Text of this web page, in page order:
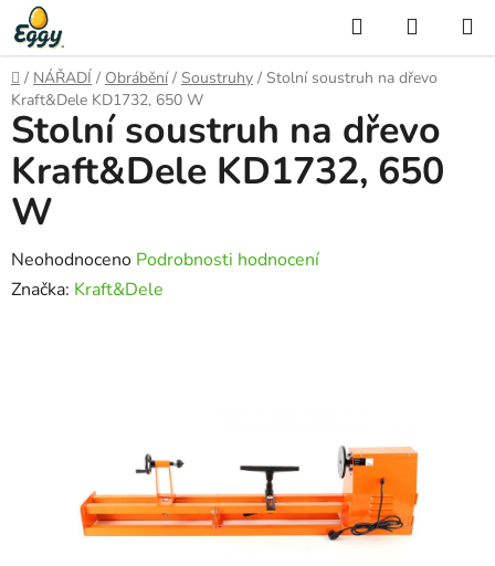
Přejít
na
obsah
Hledat
KOŠÍK
Domů
/ NÁŘADÍ / Obrábění / Soustruhy / Stolní soustruh na dřevo
Kraft&Dele KD1732, 650 W
Stolní soustruh na dřevo
Kraft&Dele KD1732, 650
W
Průměrné
hodnocení
Neohodnoceno Podrobnosti hodnocení
Značka: Kraft&Dele